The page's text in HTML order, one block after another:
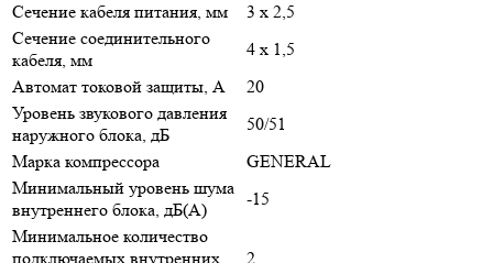
Сечение кабеля питания, мм
3 х 2,5
Сечение соединительного
кабеля, мм
4 х 1,5
Автомат токовой защиты, A
20
Уровень звукового давления
наружного блока, дБ
50/51
Марка компрессора
GENERAL
Минимальный уровень шума
внутреннего блока, дБ(А)
-15
Минимальное количество
подключаемых внутренних
2